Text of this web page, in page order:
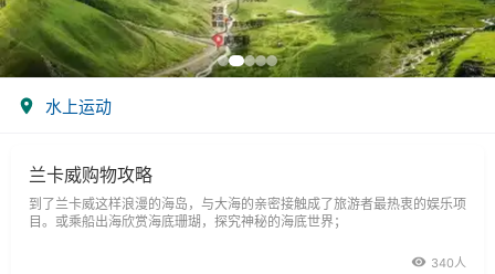
水上运动
兰卡威购物攻略
到了兰卡威这样浪漫的海岛，与大海的亲密接触成了旅游者最热衷的娱乐项
目。或乘船出海欣赏海底珊瑚，探究神秘的海底世界；
340人